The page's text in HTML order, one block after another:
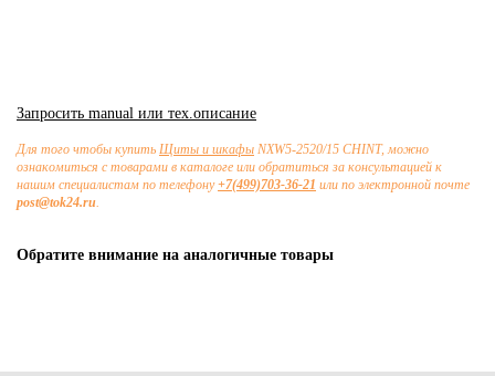
Запросить manual или тех.описание
Для того чтобы купить Щиты и шкафы NXW5-2520/15 CHINT, можно
ознакомиться с товарами в каталоге или обратиться за консультацией к
нашим специалистам по телефону+7(499)703-36-21 или по электронной почте
post@tok24.ru.
Обратите внимание на аналогичные товары